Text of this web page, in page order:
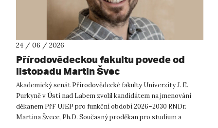
24 / 06 / 2026
Přírodovědeckou fakultu povede od
listopadu Martin Švec
Akademický senát Přírodovědecké fakulty Univerzity J. E.
Purkyně v Ústí nad Labem zvolil kandidátem na jmenování
děkanem PřF UJEP pro funkční období 2026–2030 RNDr.
Martina Švece, Ph.D. Současný proděkan pro studium a